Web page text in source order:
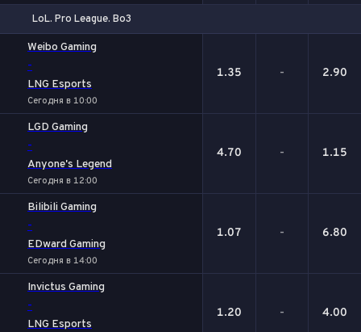
LoL. Pro League. Bo3
Weibo Gaming
-
LNG Esports
Сегодня в 10:00
1.35 - 2.90
LGD Gaming
-
Anyone's Legend
Сегодня в 12:00
4.70 - 1.15
Bilibili Gaming
-
EDward Gaming
Сегодня в 14:00
1.07 - 6.80
Invictus Gaming
-
LNG Esports
1.20 - 4.00